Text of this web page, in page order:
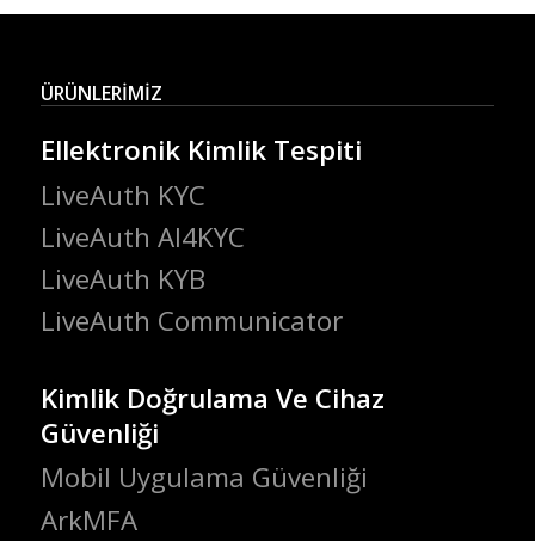
ÜRÜNLERİMİZ
Ellektronik Kimlik Tespiti
LiveAuth KYC
LiveAuth AI4KYC
LiveAuth KYB
LiveAuth Communicator
Kimlik Doğrulama Ve Cihaz
Güvenliği
Mobil Uygulama Güvenliği
ArkMFA